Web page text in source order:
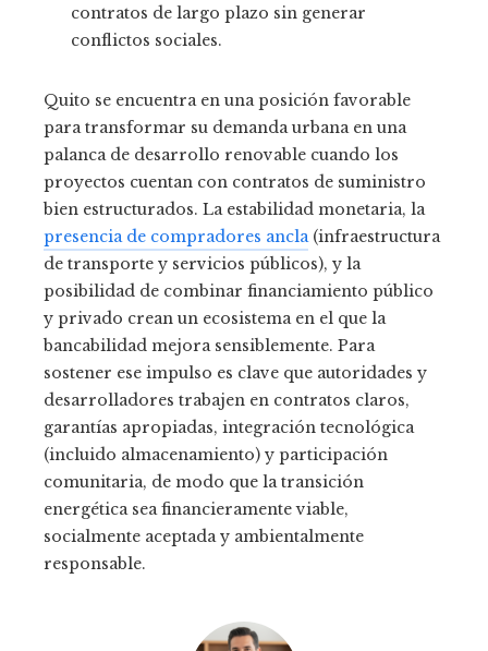
contratos de largo plazo sin generar
conflictos sociales.
Quito se encuentra en una posición favorable
para transformar su demanda urbana en una
palanca de desarrollo renovable cuando los
proyectos cuentan con contratos de suministro
bien estructurados. La estabilidad monetaria, la
presencia de compradores ancla(infraestructura
de transporte y servicios públicos), y la
posibilidad de combinar financiamiento público
y privado crean un ecosistema en el que la
bancabilidad mejora sensiblemente. Para
sostener ese impulso es clave que autoridades y
desarrolladores trabajen en contratos claros,
garantías apropiadas, integración tecnológica
(incluido almacenamiento) y participación
comunitaria, de modo que la transición
energética sea financieramente viable,
socialmente aceptada y ambientalmente
responsable.